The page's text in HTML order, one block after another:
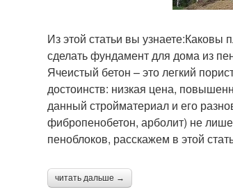
Из этой статьи вы
сделать фундамент для дома из
Ячеистый бетон – это легкий
достоинств: низкая цена,
данный стройматериал и его
фибропенобетон, арболит) не
пеноблоков, расскажем в этой
читать дальше →